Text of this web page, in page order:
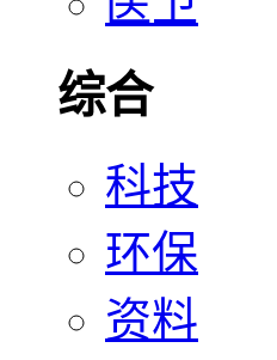
综合
科技
环保
资料